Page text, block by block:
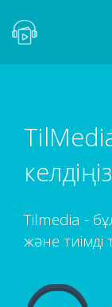
Tilmedia - бұл
және тиімді